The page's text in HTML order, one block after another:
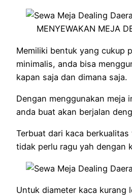
MENYEWAKAN MEJA
Memiliki bentuk yang cukup
minimalis, anda bisa
kapan saja dan dimana saja.
Dengan menggunakan meja
anda buat akan berjalan
Terbuat dari kaca
tidak perlu ragu yah dengan
Untuk diameter kaca kurang